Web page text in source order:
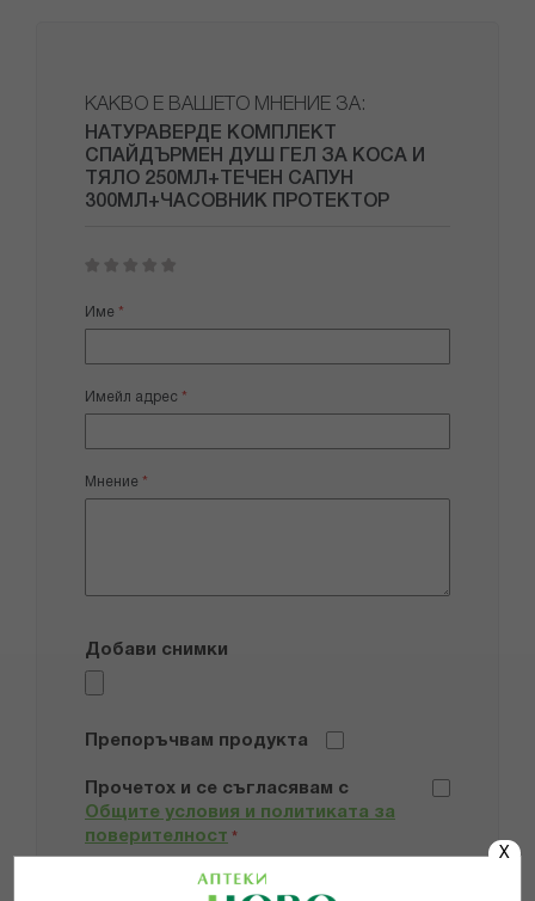
X
КАКВО Е ВАШЕТО МНЕНИЕ ЗА:
НАТУРАВЕРДЕ КОМПЛЕКТ
СПАЙДЪРМЕН ДУШ ГЕЛ ЗА КОСА И
ТЯЛО 250МЛ+ТЕЧЕН САПУН
300МЛ+ЧАСОВНИК ПРОТЕКТОР
star
stars
stars
stars
stars
Име
Имейл адрес
Мнение
Добави снимки
Препоръчвам продукта
Прочетох и се съгласявам с
Общите условия и политиката за
поверителност *